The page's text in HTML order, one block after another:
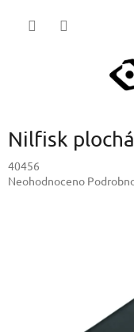
Nilfisk
40456
Průměrné
Neohodnoceno